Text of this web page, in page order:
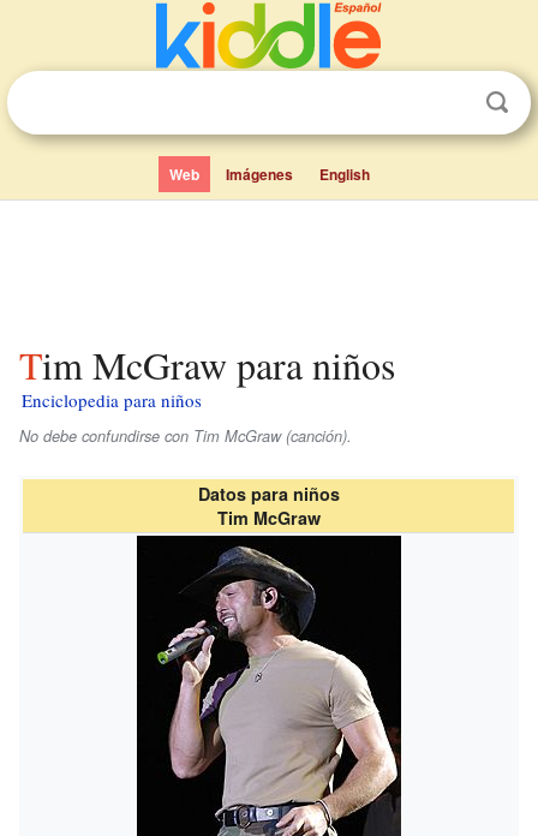
Web Imágenes English
Tim McGraw para niños
Enciclopedia para niños
No debe confundirse con Tim McGraw (canción).
Datos para niños
Tim McGraw